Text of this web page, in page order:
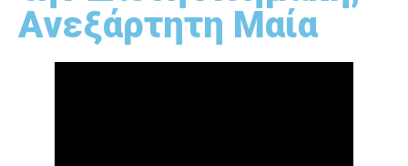
Ανεξάρτητη Μαία